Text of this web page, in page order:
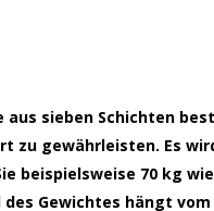
aus sieben Schichten
gewährleisten. Es
beispielsweise 70 kg
Gewichtes hängt